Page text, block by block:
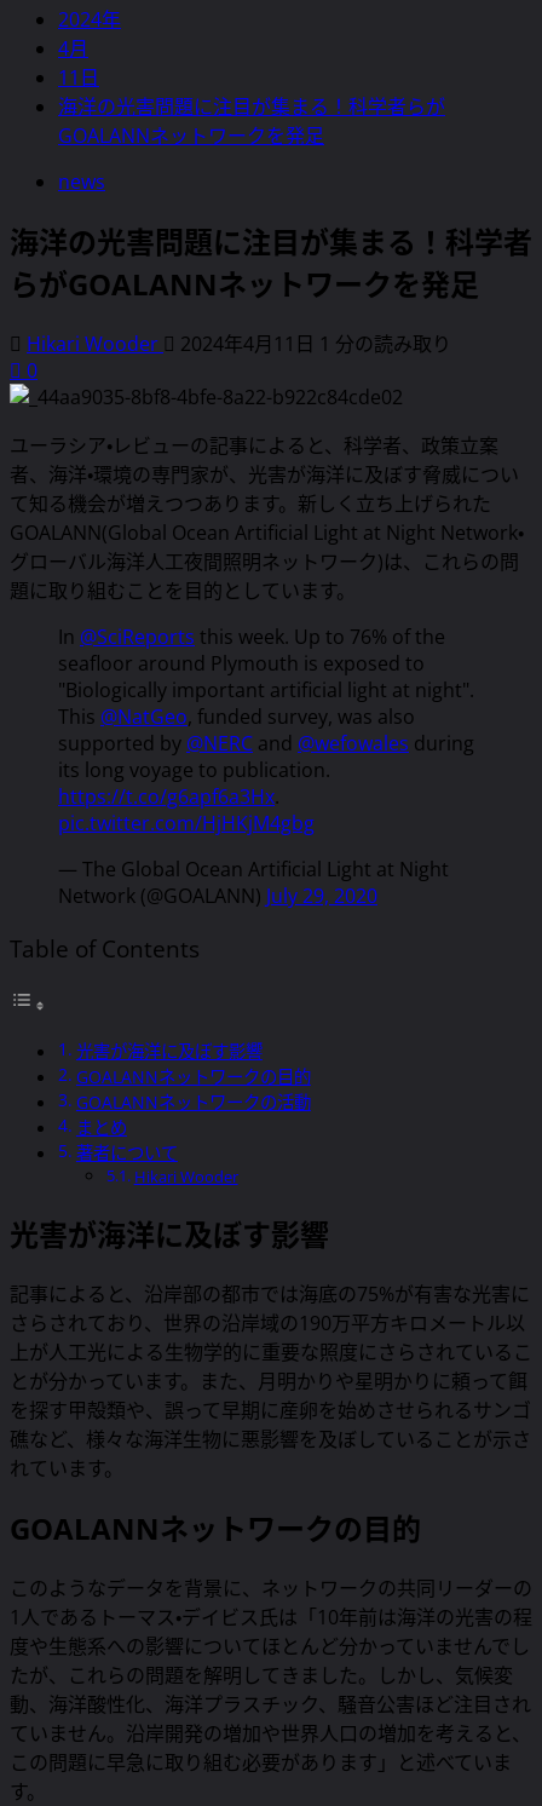
2024年
4月
11日
海洋の光害問題に注目が集まる！科学者らが
GOALANNネットワークを発足
news
海洋の光害問題に注目が集まる！科学者
らがGOALANNネットワークを発足
Hikari Wooder 2024年4月11日 1 分の読み取り
0
ユーラシア・レビューの記事によると、科学者、政策立案
者、海洋・環境の専門家が、光害が海洋に及ぼす脅威につい
て知る機会が増えつつあります。新しく立ち上げられた
GOALANN(Global Ocean Artificial Light at Night Network・
グローバル海洋人工夜間照明ネットワーク)は、これらの問
題に取り組むことを目的としています。
In @SciReports this week. Up to 76% of the
seafloor around Plymouth is exposed to
"Biologically important artificial light at night".
This @NatGeo, funded survey, was also
supported by @NERC and @wefowales during
its long voyage to publication.
https://t.co/g6apf6a3Hx.
pic.twitter.com/HjHKjM4gbg
— The Global Ocean Artificial Light at Night
Network (@GOALANN) July 29, 2020
Table of Contents
光害が海洋に及ぼす影響
GOALANNネットワークの目的
GOALANNネットワークの活動
まとめ
著者について
Hikari Wooder
光害が海洋に及ぼす影響
記事によると、沿岸部の都市では海底の75%が有害な光害に
さらされており、世界の沿岸域の190万平方キロメートル以
上が人工光による生物学的に重要な照度にさらされているこ
とが分かっています。また、月明かりや星明かりに頼って餌
を探す甲殻類や、誤って早期に産卵を始めさせられるサンゴ
礁など、様々な海洋生物に悪影響を及ぼしていることが示さ
れています。
GOALANNネットワークの目的
このようなデータを背景に、ネットワークの共同リーダーの
1人であるトーマス・デイビス氏は「10年前は海洋の光害の程
度や生態系への影響についてほとんど分かっていませんでし
たが、これらの問題を解明してきました。しかし、気候変
動、海洋酸性化、海洋プラスチック、騒音公害ほど注目され
ていません。沿岸開発の増加や世界人口の増加を考えると、
この問題に早急に取り組む必要があります」と述べていま
す。